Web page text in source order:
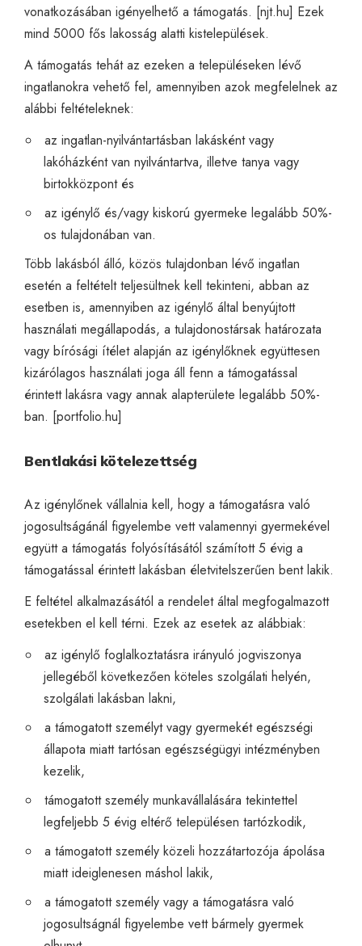
vonatkozásában igényelhető a támogatás. [njt.hu] Ezek
mind 5000 fős lakosság alatti kistelepülések.
A támogatás tehát az ezeken a településeken lévő
ingatlanokra vehető fel, amennyiben azok megfelelnek az
alábbi feltételeknek:
az ingatlan-nyilvántartásban lakásként vagy
lakóházként van nyilvántartva, illetve tanya vagy
birtokközpont és
az igénylő és/vagy kiskorú gyermeke legalább 50%-
os tulajdonában van.
Több lakásból álló, közös tulajdonban lévő ingatlan
esetén a feltételt teljesültnek kell tekinteni, abban az
esetben is, amennyiben az igénylő által benyújtott
használati megállapodás, a tulajdonostársak határozata
vagy bírósági ítélet alapján az igénylőknek együttesen
kizárólagos használati joga áll fenn a támogatással
érintett lakásra vagy annak alapterülete legalább 50%-
ban. [portfolio.hu]
Bentlakási kötelezettség
Az igénylőnek vállalnia kell, hogy a támogatásra való
jogosultságánál figyelembe vett valamennyi gyermekével
együtt a támogatás folyósításától számított 5 évig a
támogatással érintett lakásban életvitelszerűen bent lakik.
E feltétel alkalmazásától a rendelet által megfogalmazott
esetekben el kell térni. Ezek az esetek az alábbiak:
az igénylő foglalkoztatásra irányuló jogviszonya
jellegéből következően köteles szolgálati helyén,
szolgálati lakásban lakni,
a támogatott személyt vagy gyermekét egészségi
állapota miatt tartósan egészségügyi intézményben
kezelik,
támogatott személy munkavállalására tekintettel
legfeljebb 5 évig eltérő településen tartózkodik,
a támogatott személy közeli hozzátartozója ápolása
miatt ideiglenesen máshol lakik,
a támogatott személy vagy a támogatásra való
jogosultságnál figyelembe vett bármely gyermek